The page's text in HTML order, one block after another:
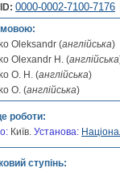
0000-0002-7100-7176
мовою:
Oleksandr (англійська)
Olexandr H. (англійська
O. H. (англійська)
O. (англійська)
роботи:
Київ. Установа:
ступінь: